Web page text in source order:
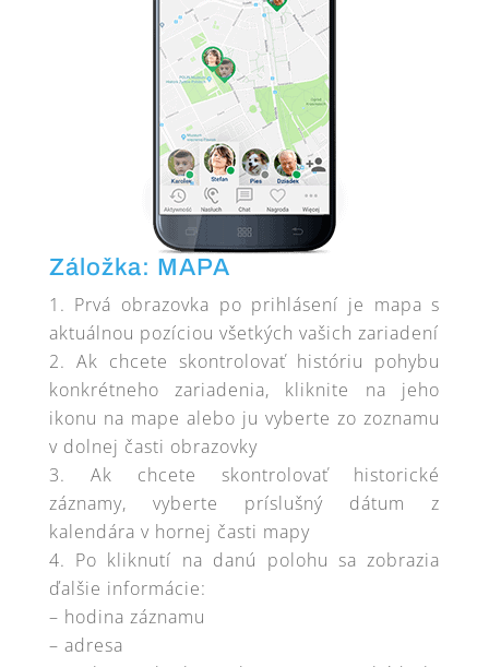
Záložka: MAPA
Prvá obrazovka po prihlásení je mapa s
aktuálnou pozíciou všetkých vašich zariadení
Ak chcete skontrolovať históriu pohybu
konkrétneho zariadenia, kliknite na jeho
ikonu na mape alebo ju vyberte zo zoznamu
v dolnej časti obrazovky
Ak chcete skontrolovať historické
záznamy, vyberte príslušný dátum z
kalendára v hornej časti mapy
Po kliknutí na danú polohu sa zobrazia
ďalšie informácie:
– hodina záznamu
– adresa